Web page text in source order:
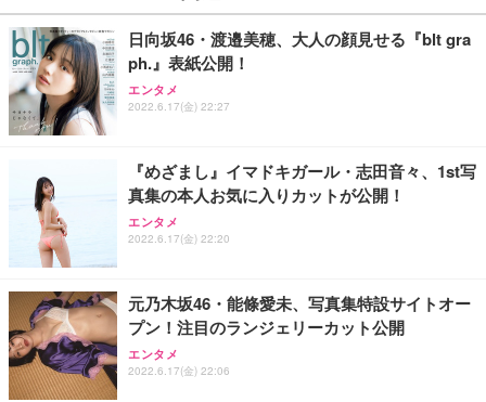
￥27,999
Sezlife オフィスチェア デスクチェア 疲れない テレ
ワーク チェア 強化バックレスト 30度ロッキング機
能 人間工学 椅子 腰サポート 90度跳ね上げ式アーム
ョン PCチェア 通気性メッシュ ゲーミング/勉強/事
務用 おしゃれ パソコンチェア (ブラック)
Sezlife オフィスチェア デスクチェア 疲れない テレ
ワーク チェア 強化バックレスト 30度ロッキング機
能 人間工学 椅子 腰サポート 90度跳ね上げ式アーム
務用 おしゃれ パソコンチェア (ホワイト)
ANDWINT オフィスチェア デスクチェア 肘なし メ
ッシュ 通気性 ランバーサポート付き 腰サポート ガ
ス圧無段階昇降 360度回転 キャスター付き コンパク
￥109,572
【純正品】27"ゲーミングモニター DualSense 充電
フック付き（CFI-ZDM1J）
【整備済み品】Dell E2724HS 27インチ 液晶モニタ
ー フルHD（1920×1080）VA 非光沢 HDMI/DisplayP
ort/VGA スピーカー内蔵 高さ調整 スイベル VESA対
【MiniLED/24.5inch/280Hz/FHD】GRAPHT THE S
HOOTER Gaming Monitor 24” Essential ゲーミン
グモニター QD 24.5インチ 1ms FHD 量子ドット 残
￥3,234
ネオ・ルーライフ ネオ・オムツ L 中型犬用 26枚入
り 単品
Smart Basic(スマートベーシック) 【Amazon.co.jp
限定】 Smart Basic アイリスオーヤマ ペットシーツ
超厚型 お徳用 ワイド 100枚入 (x 1) (ケース販売)
アイリスオーヤマ ペットシーツ 超厚型 お徳用 レギ
ュラー 200枚入【Amazon.co.jp限定】
日向坂46・渡邉美穂、大人の顔見せる『blt gra
ph.』表紙公開！
エンタメ
2022.6.17(金) 22:27
『めざまし』イマドキガール・志田音々、1st写
真集の本人お気に入りカットが公開！
エンタメ
2022.6.17(金) 22:20
元乃木坂46・能條愛未、写真集特設サイトオー
プン！注目のランジェリーカット公開
エンタメ
2022.6.17(金) 22:06